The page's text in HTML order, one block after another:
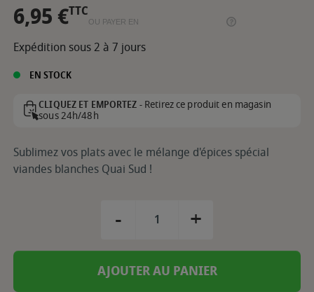
6,95 €TTC
OU PAYER EN
Expédition sous 2 à 7 jours
EN STOCK
CLIQUEZ ET EMPORTEZ -Retirez ce produit en magasin
sous 24h/48h
Sublimez vos plats avec le mélange d'épices spécial
viandes blanches Quai Sud !
- +
AJOUTER AU PANIER